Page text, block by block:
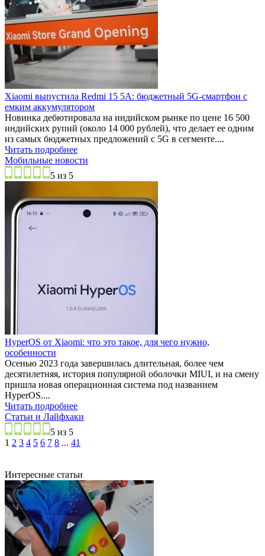
Xiaomi выпустила Redmi 15 5A: бюджетный 5G-смартфон с
емким аккумулятором
Новинка дебютировала на индийском рынке по цене 16 500
индийских рупий (около 14 000 рублей), что делает ее одним
из самых бюджетных предложений с 5G в сегменте....
Читать подробнее
Мобильные новости
5 из 5
HyperOS от Xiaomi: что это такое, для чего нужно,
особенности
Осенью 2023 года завершилась длительная, более чем
десятилетняя, история популярной оболочки MIUI, и на смену
пришла новая операционная система под названием
HyperOS....
Читать подробнее
Статьи и Лайфхаки
5 из 5
1 2 3 4 5 6 7 8 ... 41
Интересные статьи